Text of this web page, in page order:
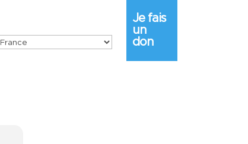
Je fais
un
don